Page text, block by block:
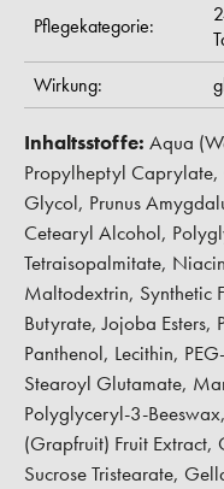
Pflegekategorie:
Wirkung:
Inhaltsstoffe: Aqua
Propylheptyl
Glycol, Prunus
Cetearyl Alcohol,
Tetraisopalmitate,
Maltodextrin, Synthetic
Butyrate, Jojoba
Panthenol, Lecithin,
Stearoyl Glutamate,
Polyglyceryl-3-
(Grapfruit) Fruit
Sucrose Tristearate,